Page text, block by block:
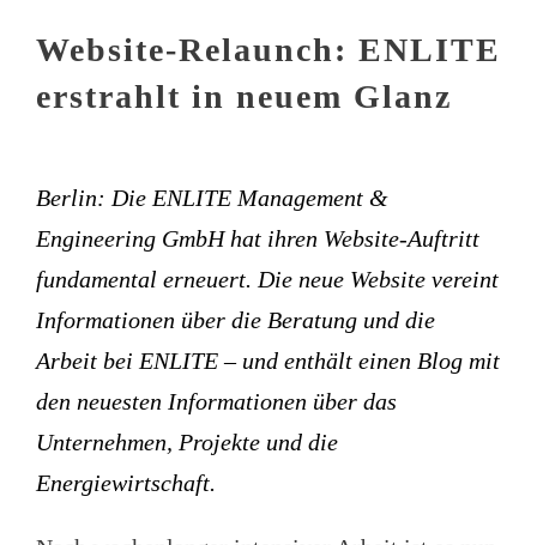
Website-Relaunch: ENLITE
erstrahlt in neuem Glanz
Berlin: Die ENLITE Management &
Engineering GmbH hat ihren Website-Auftritt
fundamental erneuert. Die neue Website vereint
Informationen über die Beratung und die
Arbeit bei ENLITE – und enthält einen Blog mit
den neuesten Informationen über das
Unternehmen, Projekte und die
Energiewirtschaft.